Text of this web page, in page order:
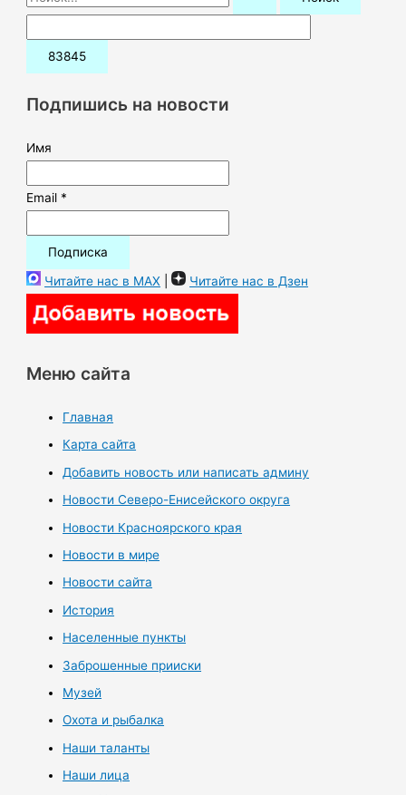
о
и
:Подпишись на новости
Имя
Email *
Читайте нас в MAX | Читайте нас в Дзен
Меню сайта
Главная
Карта сайта
Добавить новость или написать админу
Новости Северо-Енисейского округа
Новости Красноярского края
Новости в мире
Новости сайта
История
Населенные пункты
Заброшенные прииски
Музей
Охота и рыбалка
Наши таланты
Наши лица